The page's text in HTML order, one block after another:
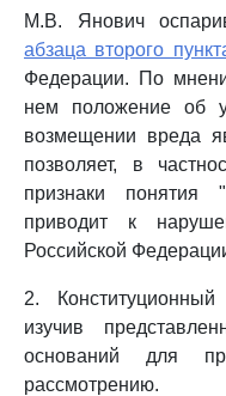
М.В. Янович
абзаца второго
Федерации. По
нем положение об
возмещении вреда
позволяет, в
признаки понятия
приводит к
Российской
2.
изучив
оснований для
рассмотрению.